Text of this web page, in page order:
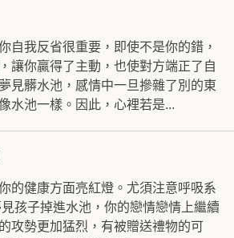
自我反省很重要，即使不是你的錯，
讓你贏得了主動，也使對方端正了自
見髒水池，感情中一旦摻雜了別的東
水池一樣。因此，心裡若是...
的健康方面亮紅燈。尤須注意呼吸系
孩子掉進水池，你的戀情戀情上繼續
攻勢更加猛烈，有被贈送禮物的可